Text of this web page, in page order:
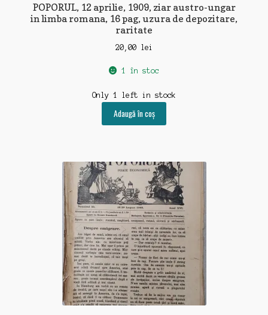
POPORUL, 12 aprilie, 1909, ziar austro-ungar
in limba romana, 16 pag, uzura de depozitare,
raritate
20,00 lei
1 în stoc
Only 1 left in stock
Adaugă în coș